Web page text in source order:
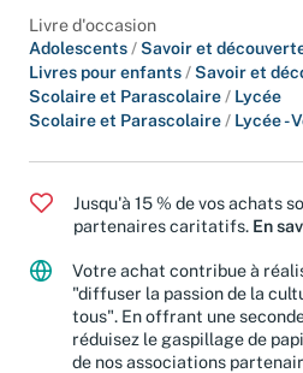
Livre d'occasion
Adolescents /Savoir et
Livres pour enfants /Savoir et
Scolaire et Parascolaire / Lycée
Scolaire et Parascolaire / Lycée -
Jusqu'à 15 % de vos achats
partenaires caritatifs. En
Votre achat contribue à
"diffuser la passion de la
tous". En offrant une
réduisez le gaspillage de
de nos associations